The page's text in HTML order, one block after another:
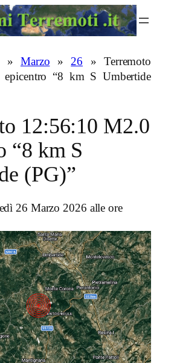
» Marzo »26 » Terremoto
“8 km S Umbertide
12:56:10 M2.0
“8 km S
(PG)”
26 Marzo 2026 alle ore